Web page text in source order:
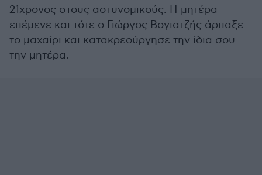
21χρονος στους αστυνομικούς. Η μητέρα
επέμενε και τότε ο Γιώργος Βογιατζής άρπαξε
το μαχαίρι και κατακρεούργησε την ίδια σου
την μητέρα.